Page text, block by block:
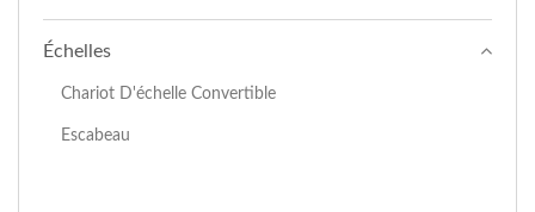
Échelles
Chariot D'échelle Convertible
Escabeau